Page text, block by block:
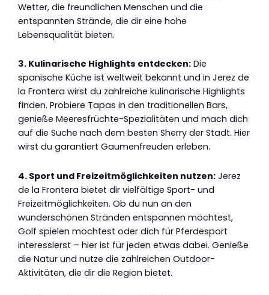
Wetter, die freundlichen Menschen und die
entspannten Strände, die dir eine hohe
Lebensqualität bieten.
3. Kulinarische Highlights entdecken: Die
spanische Küche ist weltweit bekannt und in Jerez de
la Frontera wirst du zahlreiche kulinarische Highlights
finden. Probiere Tapas in den traditionellen Bars,
genieße Meeresfrüchte-Spezialitäten und mach dich
auf die Suche nach dem besten Sherry der Stadt. Hier
wirst du garantiert Gaumenfreuden erleben.
4. Sport und Freizeitmöglichkeiten nutzen: Jerez
de la Frontera bietet dir vielfältige Sport- und
Freizeitmöglichkeiten. Ob du nun an den
wunderschönen Stränden entspannen möchtest,
Golf spielen möchtest oder dich für Pferdesport
interessierst – hier ist für jeden etwas dabei. Genieße
die Natur und nutze die zahlreichen Outdoor-
Aktivitäten, die dir die Region bietet.